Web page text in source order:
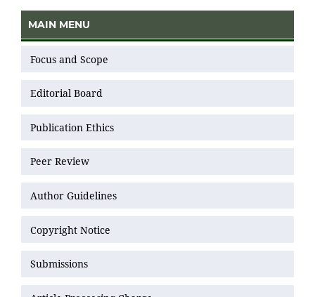
MAIN MENU
Focus and Scope
Editorial Board
Publication Ethics
Peer Review
Author Guidelines
Copyright Notice
Submissions